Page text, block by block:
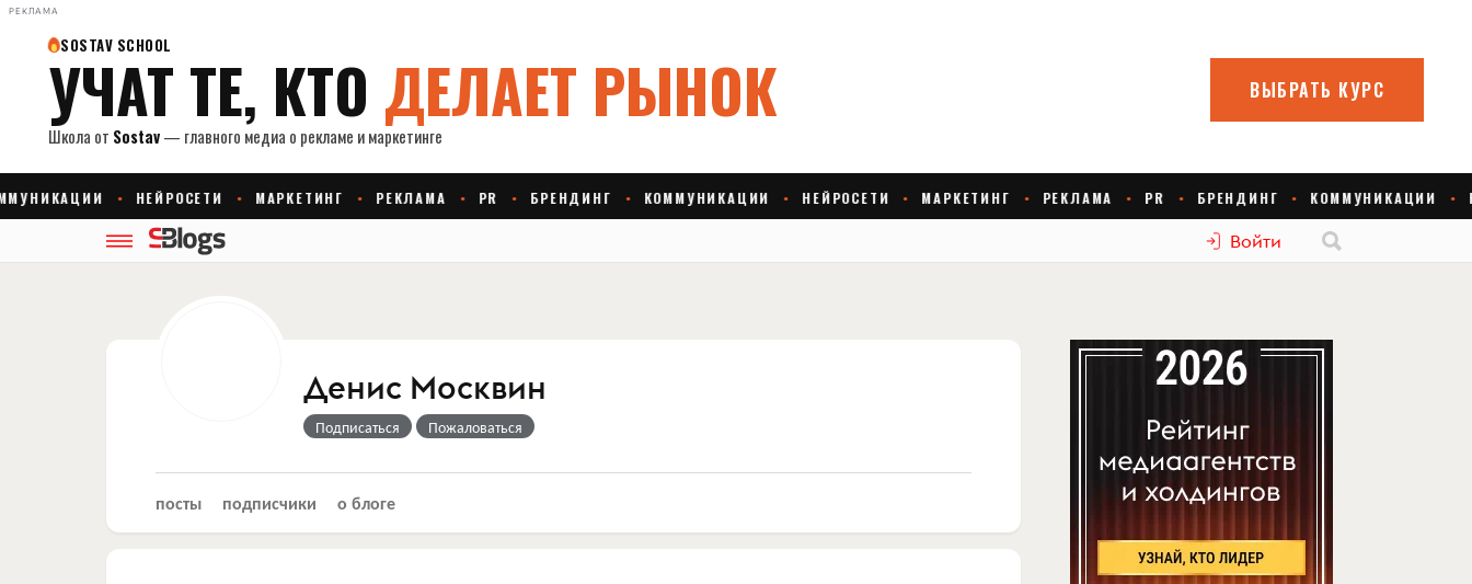
РЕКЛАМА
Войти
Денис Москвин
Подписаться Пожаловаться
посты подписчики о блоге